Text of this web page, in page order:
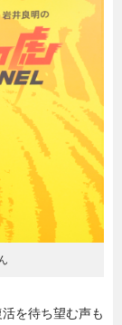
ンタメ
を待ち望む声も